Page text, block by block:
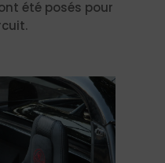
été posés pour